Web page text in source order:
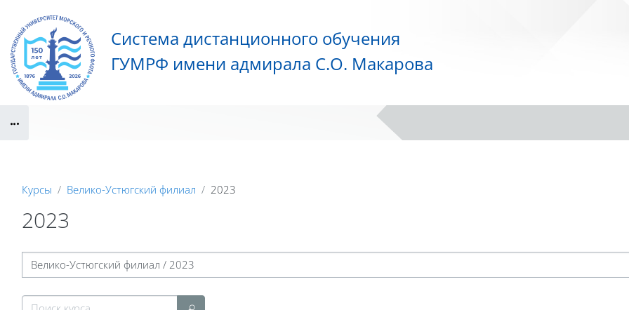
Система дистанционного обучения
ГУМРФ имени адмирала С.О. Макарова
Курсы Велико-Устюгский филиал 2023
2023
Блоки
Категории курсов
Поиск курса